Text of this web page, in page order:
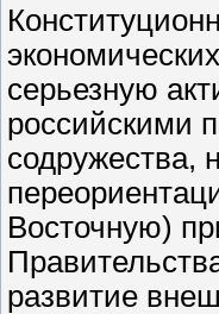
серьезную
российскими
содружества,
Восточную)
развитие